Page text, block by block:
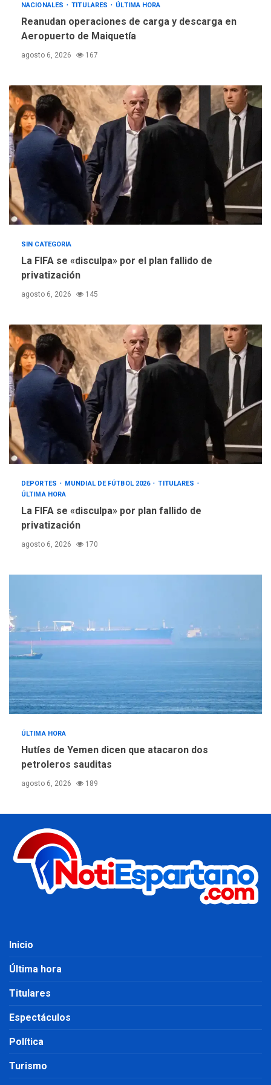
REGIONALES ÚLTIMA HORA
Instituciones estadales se
suman al Plan Agosto de
5
ÚLTIMA HORA
Concejo Municipal de
Mariño respalda a Cámara
de Comercio para reforma
de Ley de Puerto Libre
NACIONALES TITULARES ÚLTIMA HORA
Reanudan operaciones de carga y descarga en
Aeropuerto de Maiquetía
agosto 6, 2026 167
SIN CATEGORIA
La FIFA se «disculpa» por el plan fallido de
privatización
agosto 6, 2026 145
DEPORTES MUNDIAL DE FÚTBOL 2026
TITULARES
ÚLTIMA HORA
La FIFA se «disculpa» por plan fallido de
privatización
agosto 6, 2026 170
ÚLTIMA HORA
Hutíes de Yemen dicen que atacaron dos
petroleros sauditas
agosto 6, 2026 189
Inicio
Última hora
Titulares
Espectáculos
Política
Turismo